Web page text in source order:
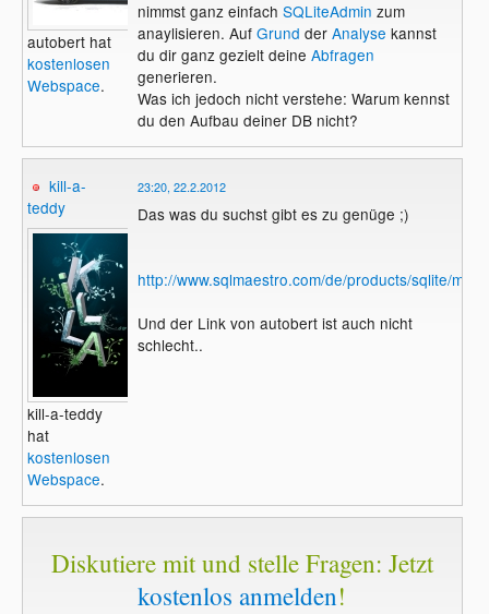
autobert hat
kostenlosen
Webspace.
nimmst ganz einfach SQLiteAdmin zum
anaylisieren. Auf Grund der Analyse kannst
du dir ganz gezielt deine Abfragen
generieren.
Was ich jedoch nicht verstehe: Warum kennst
du den Aufbau deiner DB nicht?
kill-a-
teddy
kill-a-teddy
hat
kostenlosen
Webspace.
23:20, 22.2.2012
Das was du suchst gibt es zu genüge ;)
http://www.sqlmaestro.com/de/products/sqlite/
Und der Link von autobert ist auch nicht
schlecht..
Diskutiere mit und stelle Fragen: Jetzt
kostenlos anmelden!